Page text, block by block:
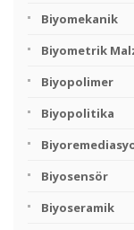
Biyomekanik
Biyometrik
Biyopolimer
Biyopolitika
Biyosensör
Biyoseramik